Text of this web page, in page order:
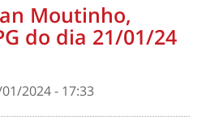
Moutinho,
do dia 21/01/24
2024 - 17:33